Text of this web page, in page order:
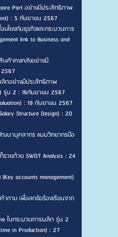
Part อย่างมีประสิทธิภาพ
: 5 กันยายน 2567
มโยงกับธุรกิจและกระบวนการ
link to Business and
นค้าคงคลังอย่างมี
ตอย่างมีประสิทธิภาพ
รุ่น 2 : 16กันยายน 2567
: 19 กันยายน 2567
Structure Design) : 20
นาบุคลากร แบบวิทยากรมือ
รวยด้วย SWOT Analysis : 24
accounts management)
ถาม เพื่อลดข้อร้องเรียนจาก
ในกระบวนการผลิต รุ่น 2
in Production) : 27